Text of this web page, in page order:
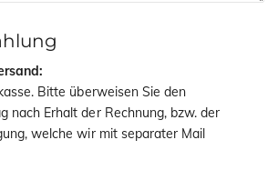
Bitte überweisen Sie den
nach Erhalt der Rechnung, bzw. der
welche wir mit separater Mail